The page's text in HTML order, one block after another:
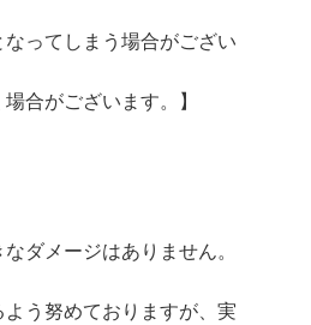
ってしまう場合がござい
合がございます。】
ダメージはありません。
う努めておりますが、実